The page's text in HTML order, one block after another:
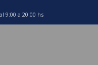
9:00 a 20:00 hs